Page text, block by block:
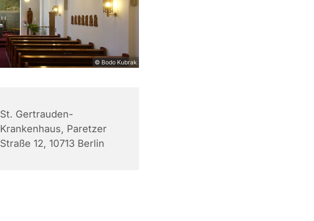
© Bodo Kubrak
St. Gertrauden-
Krankenhaus, Paretzer
Straße 12, 10713 Berlin